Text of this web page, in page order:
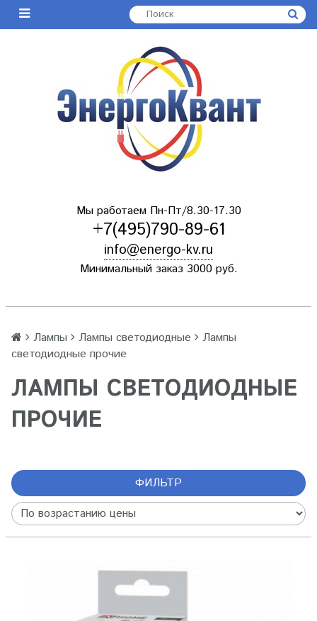
Мы работаем Пн-Пт/8.30-17.30
+7(495)790-89-61
info@energo-kv.ru
Минимальный заказ 3000 руб.
Лампы Лампы светодиодные
Лампы
светодиодные прочие
ЛАМПЫ СВЕТОДИОДНЫЕ
ПРОЧИЕ
ФИЛЬТР